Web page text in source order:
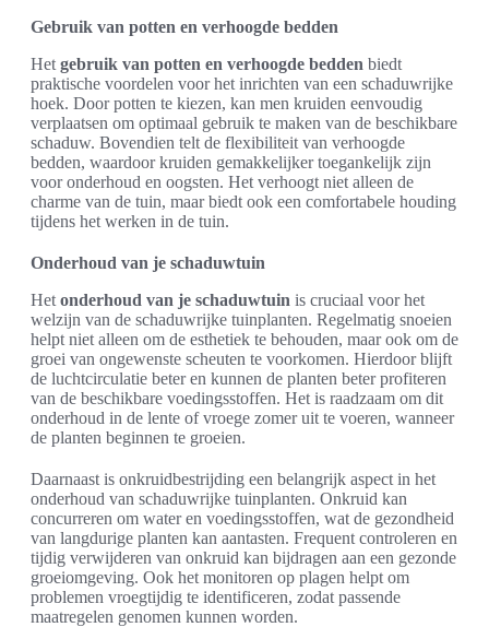
Gebruik van potten en verhoogde bedden
Het gebruik van potten en verhoogde bedden biedt
praktische voordelen voor het inrichten van een schaduwrijke
hoek. Door potten te kiezen, kan men kruiden eenvoudig
verplaatsen om optimaal gebruik te maken van de beschikbare
schaduw. Bovendien telt de flexibiliteit van verhoogde
bedden, waardoor kruiden gemakkelijker toegankelijk zijn
voor onderhoud en oogsten. Het verhoogt niet alleen de
charme van de tuin, maar biedt ook een comfortabele houding
tijdens het werken in de tuin.
Onderhoud van je schaduwtuin
Het onderhoud van je schaduwtuin is cruciaal voor het
welzijn van de schaduwrijke tuinplanten. Regelmatig snoeien
helpt niet alleen om de esthetiek te behouden, maar ook om de
groei van ongewenste scheuten te voorkomen. Hierdoor blijft
de luchtcirculatie beter en kunnen de planten beter profiteren
van de beschikbare voedingsstoffen. Het is raadzaam om dit
onderhoud in de lente of vroege zomer uit te voeren, wanneer
de planten beginnen te groeien.
Daarnaast is onkruidbestrijding een belangrijk aspect in het
onderhoud van schaduwrijke tuinplanten. Onkruid kan
concurreren om water en voedingsstoffen, wat de gezondheid
van langdurige planten kan aantasten. Frequent controleren en
tijdig verwijderen van onkruid kan bijdragen aan een gezonde
groeiomgeving. Ook het monitoren op plagen helpt om
problemen vroegtijdig te identificeren, zodat passende
maatregelen genomen kunnen worden.